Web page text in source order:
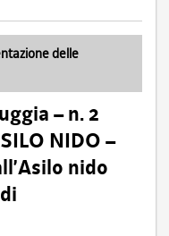
delle
– n. 2
NIDO –
nido